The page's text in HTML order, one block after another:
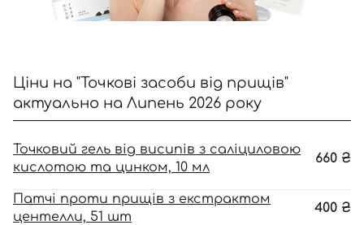
Ціни на "Точкові засоби від прищів"
актуально на Липень 2026 року
Точковий гель від висипів з саліциловою
кислотою та цинком, 10 мл
660 ₴
Патчі проти прищів з екстрактом
центелли, 51 шт
400 ₴
приймаєте умовиУгоди користувача
Далі
Увійти за допомогою e-mail